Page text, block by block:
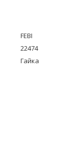
FEBI
22474
Гайка